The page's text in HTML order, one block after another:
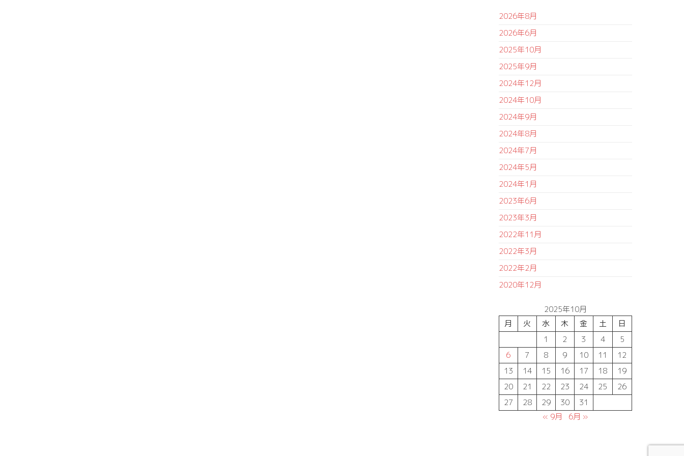
2026年8月
2026年6月
2025年10月
2025年9月
2024年12月
2024年10月
2024年9月
2024年8月
2024年7月
2024年5月
2024年1月
2023年6月
2023年3月
2022年11月
2022年3月
2022年2月
2020年12月
2025年10月
月
火 水 木 金 土
日
1
2 3 4
5
6
7 8 9 10 11
12
13
14 15 16 17 18
19
20
21 22 23 24 25
26
27
28 29 30
31
« 9月
6月 »